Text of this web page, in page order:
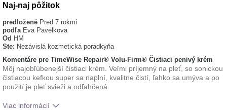
Naj-naj pôžitok
predložené Pred 7 rokmi
podľa Eva Pavelkova
Od HM
Ste: Nezávislá kozmetická poradkyňa
Komentáre pre TimeWise Repair® Volu-Firm® Čistiaci penivý krém
Môj najobľúbenejší čistiaci krém. Veľmi príjemný na pleť, so sonickou
čistiacou kefkou super sa naplní, kvalitne čistí, ľahko sa umýva a po
použití je pleť svieži a odľahčená.
Viac informácií